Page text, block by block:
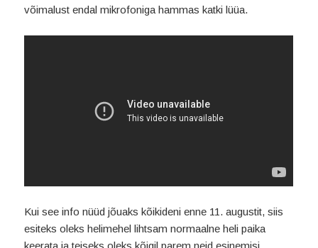
võimalust endal mikrofoniga hammas katki lüüa.
Kui see info nüüd jõuaks kõikideni enne 11. augustit, siis
esiteks oleks helimehel lihtsam normaalne heli paika